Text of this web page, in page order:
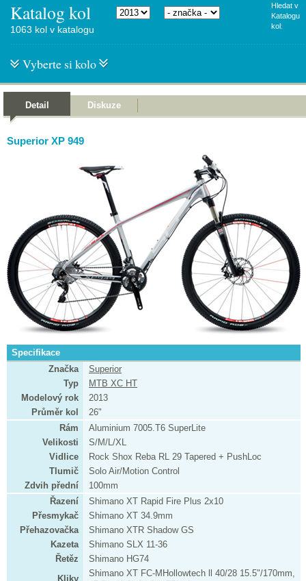
Katalog kol
Hledat v
Katalogu
kol:
1063 kol v katalogu
Vyberte si kolo
Detail Diskuze
Superior XP 949
Specifikace
Značka
Superior
Typ
MTB XC HT
Modelový rok
2013
Průměr kol
26"
Rám
Aluminium 7005.T6 SuperLite
Velikosti
S/M/L/XL
Vidlice
Rock Shox Reba RL 29 Tapered + PushLoc
Tlumič
Solo Air/Motion Control
Zdvih přední
100mm
Řazení
Shimano XT Rapid Fire Plus 2x10
Přesmykač
Shimano XT 34.9mm
Přehazovačka
Shimano XTR Shadow GS
Kazeta
Shimano SLX 11-36
Řetěz
Shimano HG74
Kliky
Shimano XT FC-MHollowtech ll 40/28 15.5"/170mm,